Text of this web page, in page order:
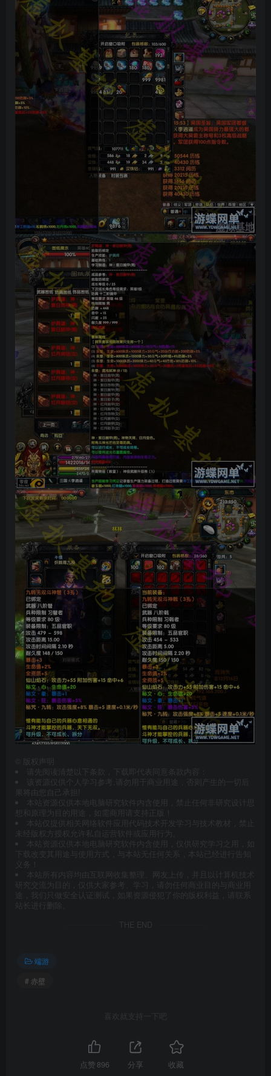
版权声明
请先阅读清楚以下条款，下载即代表同意条款内容：
该资源仅供个人学习参考,请勿用于商业用途，否则产生的一切后
果将由您自己承担!
本站资源仅供本地电脑研究软件内含使用，禁止任何非研究设计思
想和原理为目的用途，如需商用请支持正版！
本站仅提供相关网络软件应用代码技术开发学习与技术教材，禁止
未经版权方授权允许私自运营软件或应用行为。
本站资源仅供本地电脑研究软件内含使用，仅供研究学习之用，如
下载改变其用途与使用方式，与本站无任何关系，本站已经进行告知
义务！
本站所有内容均由互联网收集整理、网友上传，并且以计算机技术
研究交流为目的，仅供大家参考、学习，请勿任何商业目的与商业用
途，我们只做安全认证测试，如果资源侵犯了你的版权利益，请联系
站长进行删除。
THE END
端游
# 赤壁
喜欢就支持一下吧
点赞 896 分享 收藏